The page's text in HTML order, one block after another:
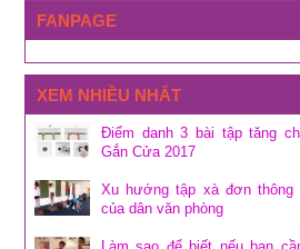
FANPAGE
XEM NHIỀU NHẤT
Điểm danh 3 bài tập tăng
Gắn Cửa 2017
Xu hướng tập xà đơn thông
của dân văn phòng